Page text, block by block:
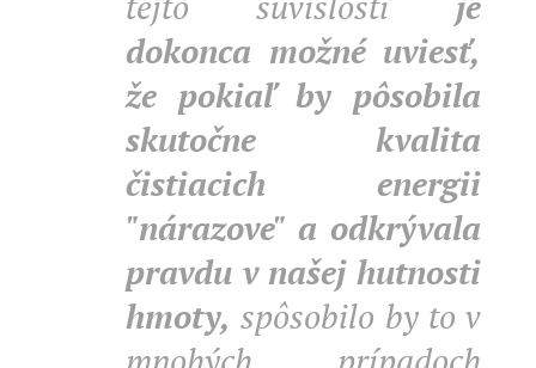
dokonca možné uviesť,
že pokiaľ by pôsobila
skutočne kvalita
čistiacich energii
"nárazove" a odkrývala
pravdu v našej hutnosti
hmoty,spôsobilo by to v